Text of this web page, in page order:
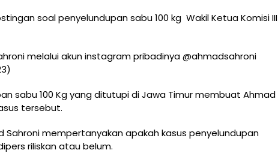
soal penyelundupan sabu 100 kg Wakil Ketua Komisi III
melalui akun instagram pribadinya @ahmadsahroni
sabu 100 Kg yang ditutupi di Jawa Timur membuat Ahmad
tersebut.
Sahroni mempertanyakan apakah kasus penyelundupan
riliskan atau belum.